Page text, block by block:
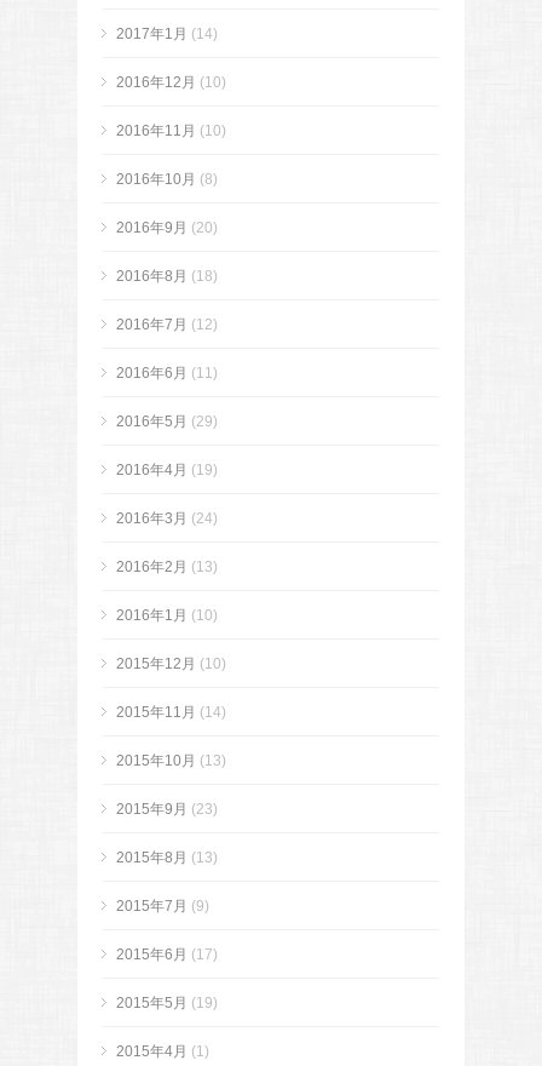
2017年1月 (14)
2016年12月 (10)
2016年11月 (10)
2016年10月 (8)
2016年9月 (20)
2016年8月 (18)
2016年7月 (12)
2016年6月 (11)
2016年5月 (29)
2016年4月 (19)
2016年3月 (24)
2016年2月 (13)
2016年1月 (10)
2015年12月 (10)
2015年11月 (14)
2015年10月 (13)
2015年9月 (23)
2015年8月 (13)
2015年7月 (9)
2015年6月 (17)
2015年5月 (19)
2015年4月 (1)